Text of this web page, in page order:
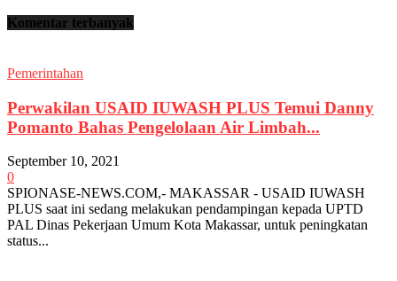
Komentar terbanyak
Pemerintahan
Perwakilan USAID IUWASH PLUS Temui Danny
Pomanto Bahas Pengelolaan Air Limbah...
September 10, 2021
0
SPIONASE-NEWS.COM,- MAKASSAR - USAID IUWASH
PLUS saat ini sedang melakukan pendampingan kepada UPTD
PAL Dinas Pekerjaan Umum Kota Makassar, untuk peningkatan
status...